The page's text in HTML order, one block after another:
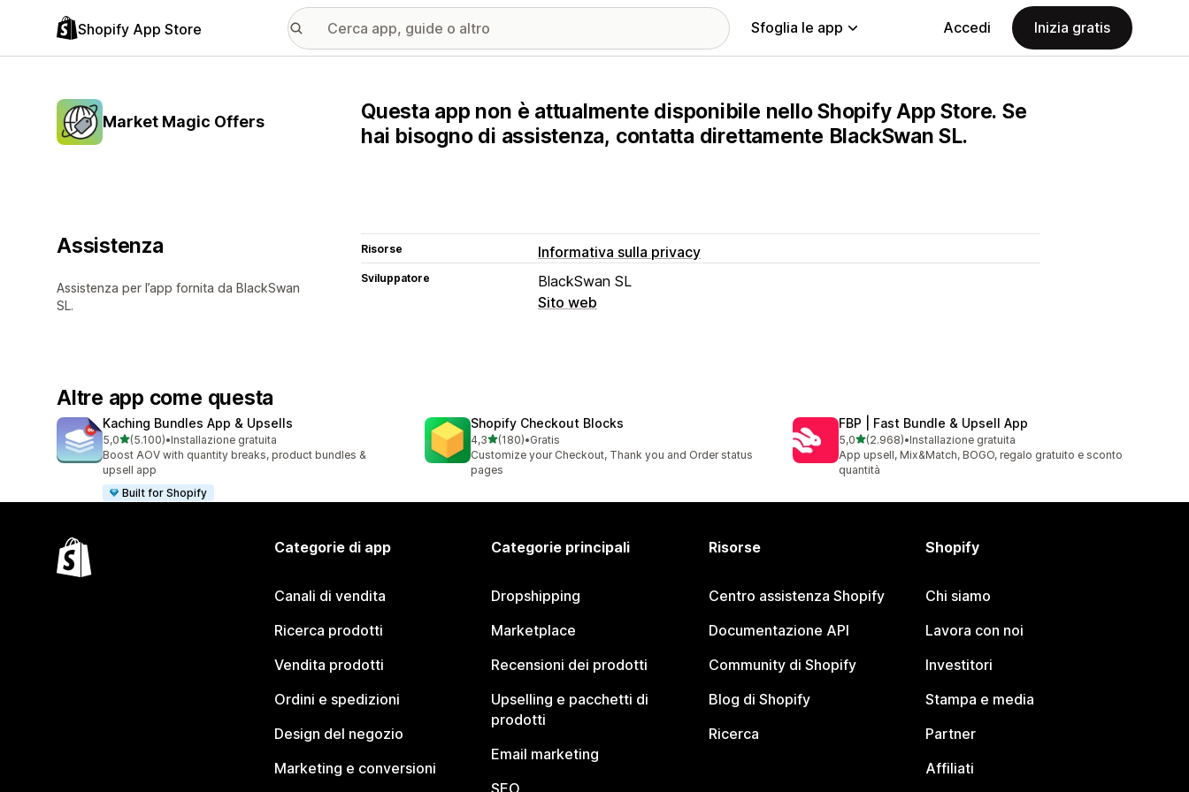
Shopify App Store Sfoglia le app Accedi Inizia gratis
Market Magic Offers
Questa app non è attualmente disponibile nello Shopify App Store. Se
hai bisogno di assistenza, contatta direttamente BlackSwan SL.
Assistenza
Assistenza per l’app fornita da BlackSwan
SL.
Risorse Informativa sulla privacy
Sviluppatore
BlackSwan SL
Sito web
Altre app come questa
Kaching Bundles App & Upsells
5,0stelle su 5
(5.100)
5100 recensioni totali
•Installazione gratuita
Boost AOV with quantity breaks, product bundles &
upsell app
Built for Shopify
Shopify Checkout Blocks
4,3stelle su 5
(180)
180 recensioni totali
•Gratis
Customize your Checkout, Thank you and Order status
pages
FBP | Fast Bundle & Upsell App
5,0stelle su 5
(2.968)
2968 recensioni totali
•Installazione gratuita
App upsell, Mix&Match, BOGO, regalo gratuito e sconto
quantità
Categorie di app
Canali di vendita
Ricerca prodotti
Vendita prodotti
Ordini e spedizioni
Design del negozio
Marketing e conversioni
Categorie principali
Dropshipping
Marketplace
Recensioni dei prodotti
Upselling e pacchetti di
prodotti
Email marketing
Risorse
Centro assistenza Shopify
Documentazione API
Community di Shopify
Blog di Shopify
Ricerca
Shopify
Chi siamo
Lavora con noi
Investitori
Stampa e media
Partner
Affiliati